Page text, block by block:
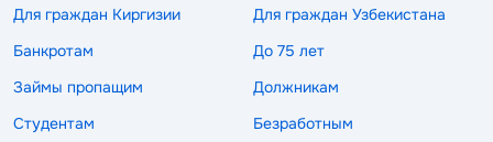
Для граждан Киргизии
Для граждан Узбекистана
Банкротам
До 75 лет
Займы пропащим
Должникам
Студентам
Безработным